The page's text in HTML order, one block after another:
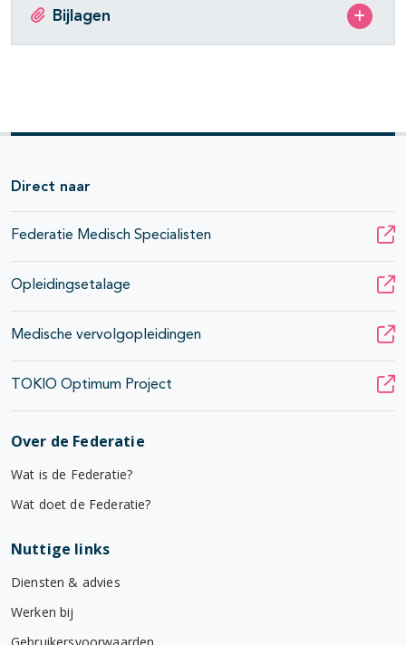
Bijlagen
Direct naar
Federatie Medisch Specialisten
Opleidingsetalage
Medische vervolgopleidingen
TOKIO Optimum Project
Over de Federatie
Wat is de Federatie?
Wat doet de Federatie?
Nuttige links
Diensten & advies
Werken bij